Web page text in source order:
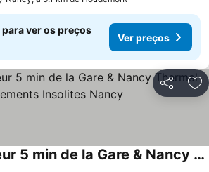
ver os preços
Ver preços
Partilhar
Le Petit Voyageur 5 min de la Gare & Nancy Thermal Logements Insolites Nancy